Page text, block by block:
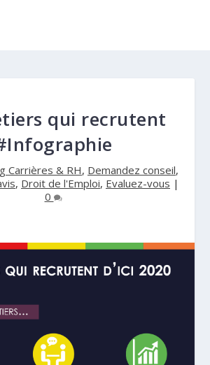
qui recrutent
Carrières & RH, Demandez conseil,
, Droit de l'Emploi, Evaluez-vous |
0